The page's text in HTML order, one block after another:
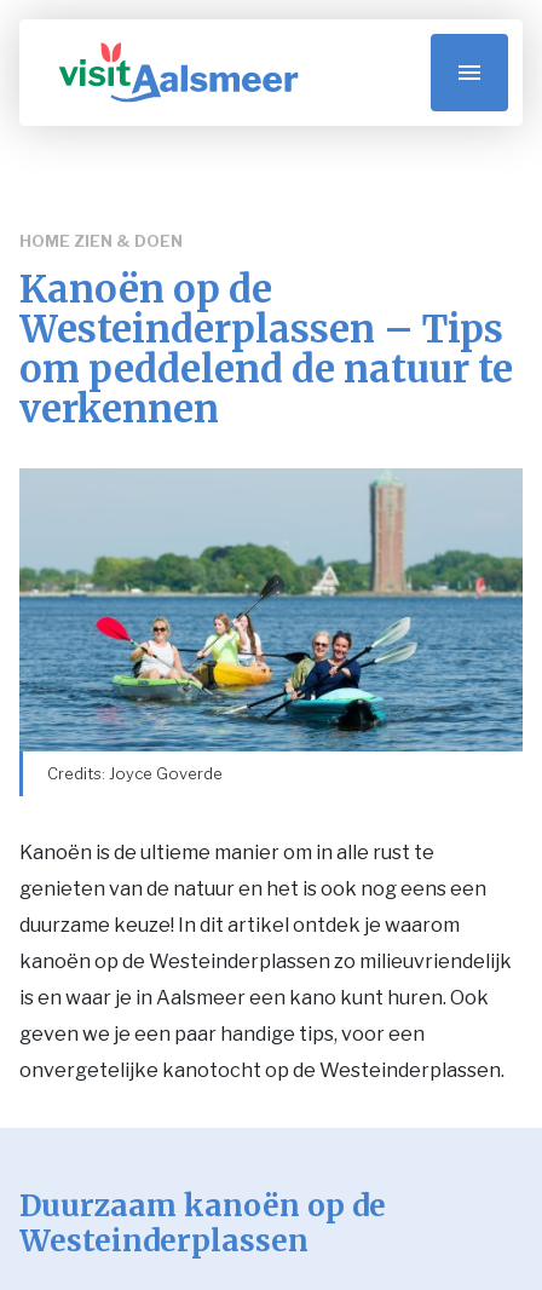
Visit Aalsmeer
Eten & Drinken
Accommodaties
Nieuws
Voor de pers
Voor de ondernemers
HOME ZIEN & DOEN
Kanoën op de
Westeinderplassen – Tips
om peddelend de natuur te
verkennen
Credits: Joyce Goverde
Kanoën is de ultieme manier om in alle rust te
genieten van de natuur en het is ook nog eens een
duurzame keuze! In dit artikel ontdek je waarom
kanoën op de Westeinderplassen zo milieuvriendelijk
is en waar je in Aalsmeer een kano kunt huren. Ook
geven we je een paar handige tips, voor een
onvergetelijke kanotocht op de Westeinderplassen.
Duurzaam kanoën op de
Westeinderplassen